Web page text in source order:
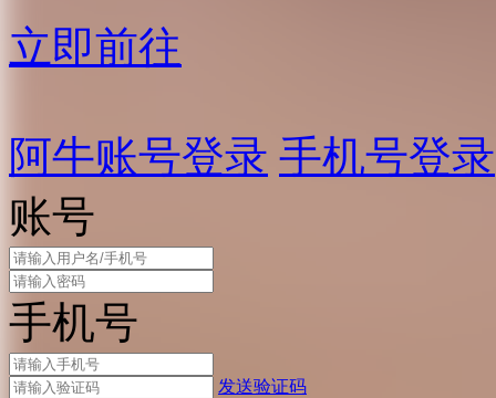
立即前往
阿牛账号登录 手机号登录
账号
手机号
发送验证码